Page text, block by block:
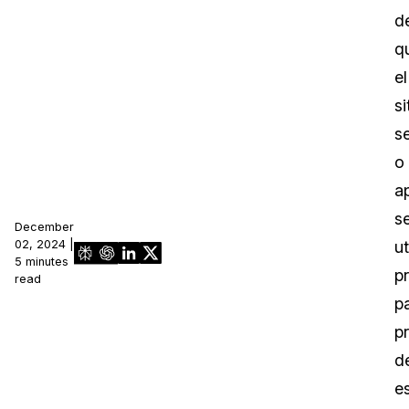
December
02, 2024 |
5 minutes
read
el
o